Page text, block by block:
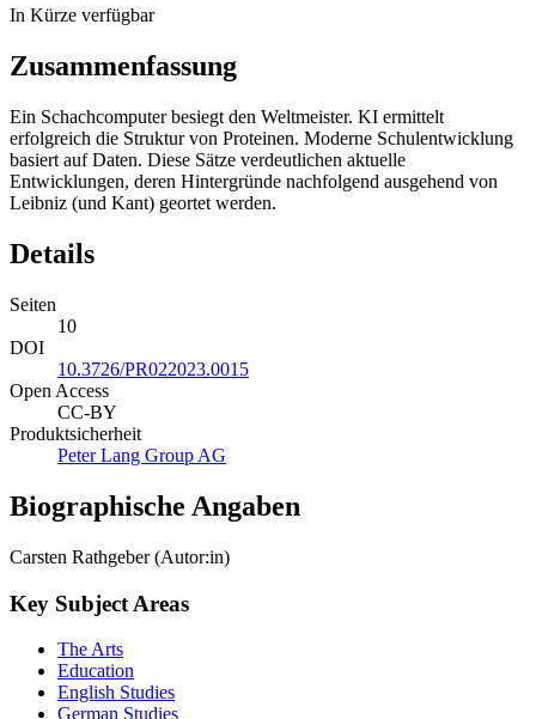
In Kürze verfügbar
Zusammenfassung
Ein Schachcomputer besiegt den Weltmeister. KI ermittelt
erfolgreich die Struktur von Proteinen. Moderne Schulentwicklung
basiert auf Daten. Diese Sätze verdeutlichen aktuelle
Entwicklungen, deren Hintergründe nachfolgend ausgehend von
Leibniz (und Kant) geortet werden.
Details
Seiten
10
DOI
10.3726/PR022023.0015
Open Access
CC-BY
Produktsicherheit
Peter Lang Group AG
Biographische Angaben
Carsten Rathgeber (Autor:in)
Key Subject Areas
The Arts
Education
English Studies
German Studies